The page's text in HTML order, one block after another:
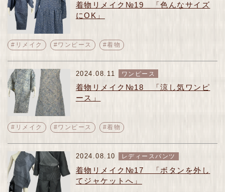
着物リメイク№19 「色んなサイズ
にOK」
#リメイク #ワンピース #着物
2024.08.11 ワンピース
着物リメイク№18 「涼し気ワンピ
ース」
#リメイク #ワンピース #着物
2024.08.10 レディースパンツ
着物リメイク№17 「ボタンを外し
てジャケットへ」